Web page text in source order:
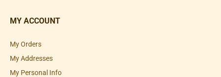
MY ACCOUNT
My Orders
My Addresses
My Personal Info